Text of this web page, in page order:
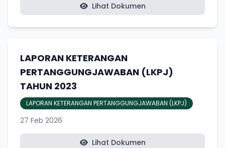
Lihat Dokumen
LAPORAN KETERANGAN
PERTANGGUNGJAWABAN (LKPJ)
TAHUN 2023
LAPORAN KETERANGAN PERTANGGUNGJAWABAN (LKPJ)
27 Feb 2026
Lihat Dokumen